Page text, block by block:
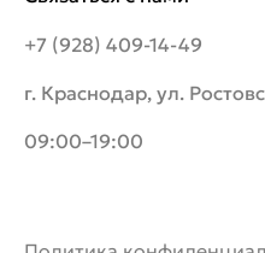
+7 (928) 409-14-49
г. Краснодар, ул.
09:00–19:00